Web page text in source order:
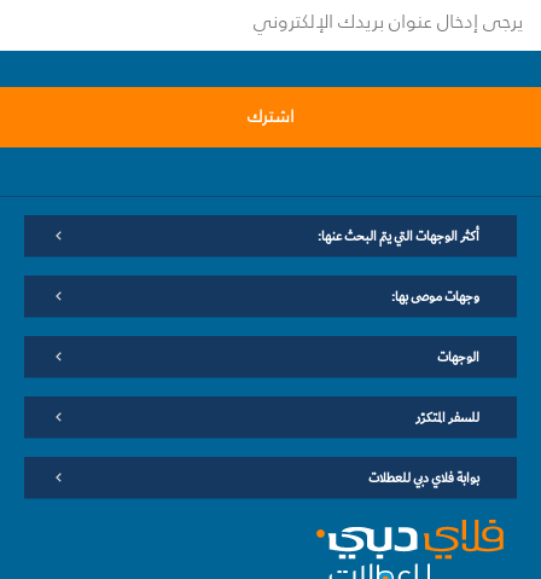
اشترك
أكثر الوجهات التي يتم البحث عنها:
وجهات موصى بها:
الوجهات
للسفر المتكرّر
بوابة فلاي دبي للعطلات